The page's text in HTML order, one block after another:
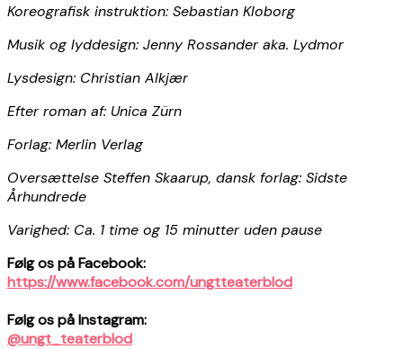
Koreografisk instruktion: Sebastian Kloborg
Musik og lyddesign: Jenny Rossander aka. Lydmor
Lysdesign: Christian Alkjær
Efter roman af: Unica Zürn
Forlag: Merlin Verlag
Oversættelse Steffen Skaarup, dansk forlag: Sidste
Århundrede
Varighed: Ca. 1 time og 15 minutter uden pause
Følg os på Facebook:
https://www.facebook.com/ungtteaterblod
Følg os på Instagram:
@ungt_teaterblod